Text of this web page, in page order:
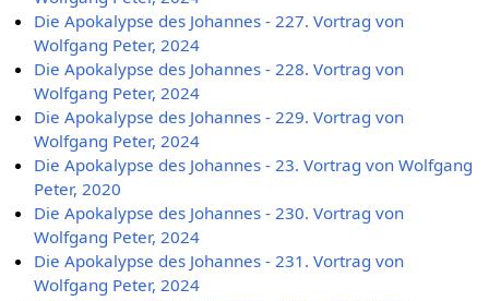
Die Apokalypse des Johannes - 227. Vortrag von
Wolfgang Peter, 2024
Die Apokalypse des Johannes - 228. Vortrag von
Wolfgang Peter, 2024
Die Apokalypse des Johannes - 229. Vortrag von
Wolfgang Peter, 2024
Die Apokalypse des Johannes - 23. Vortrag von Wolfgang
Peter, 2020
Die Apokalypse des Johannes - 230. Vortrag von
Wolfgang Peter, 2024
Die Apokalypse des Johannes - 231. Vortrag von
Wolfgang Peter, 2024